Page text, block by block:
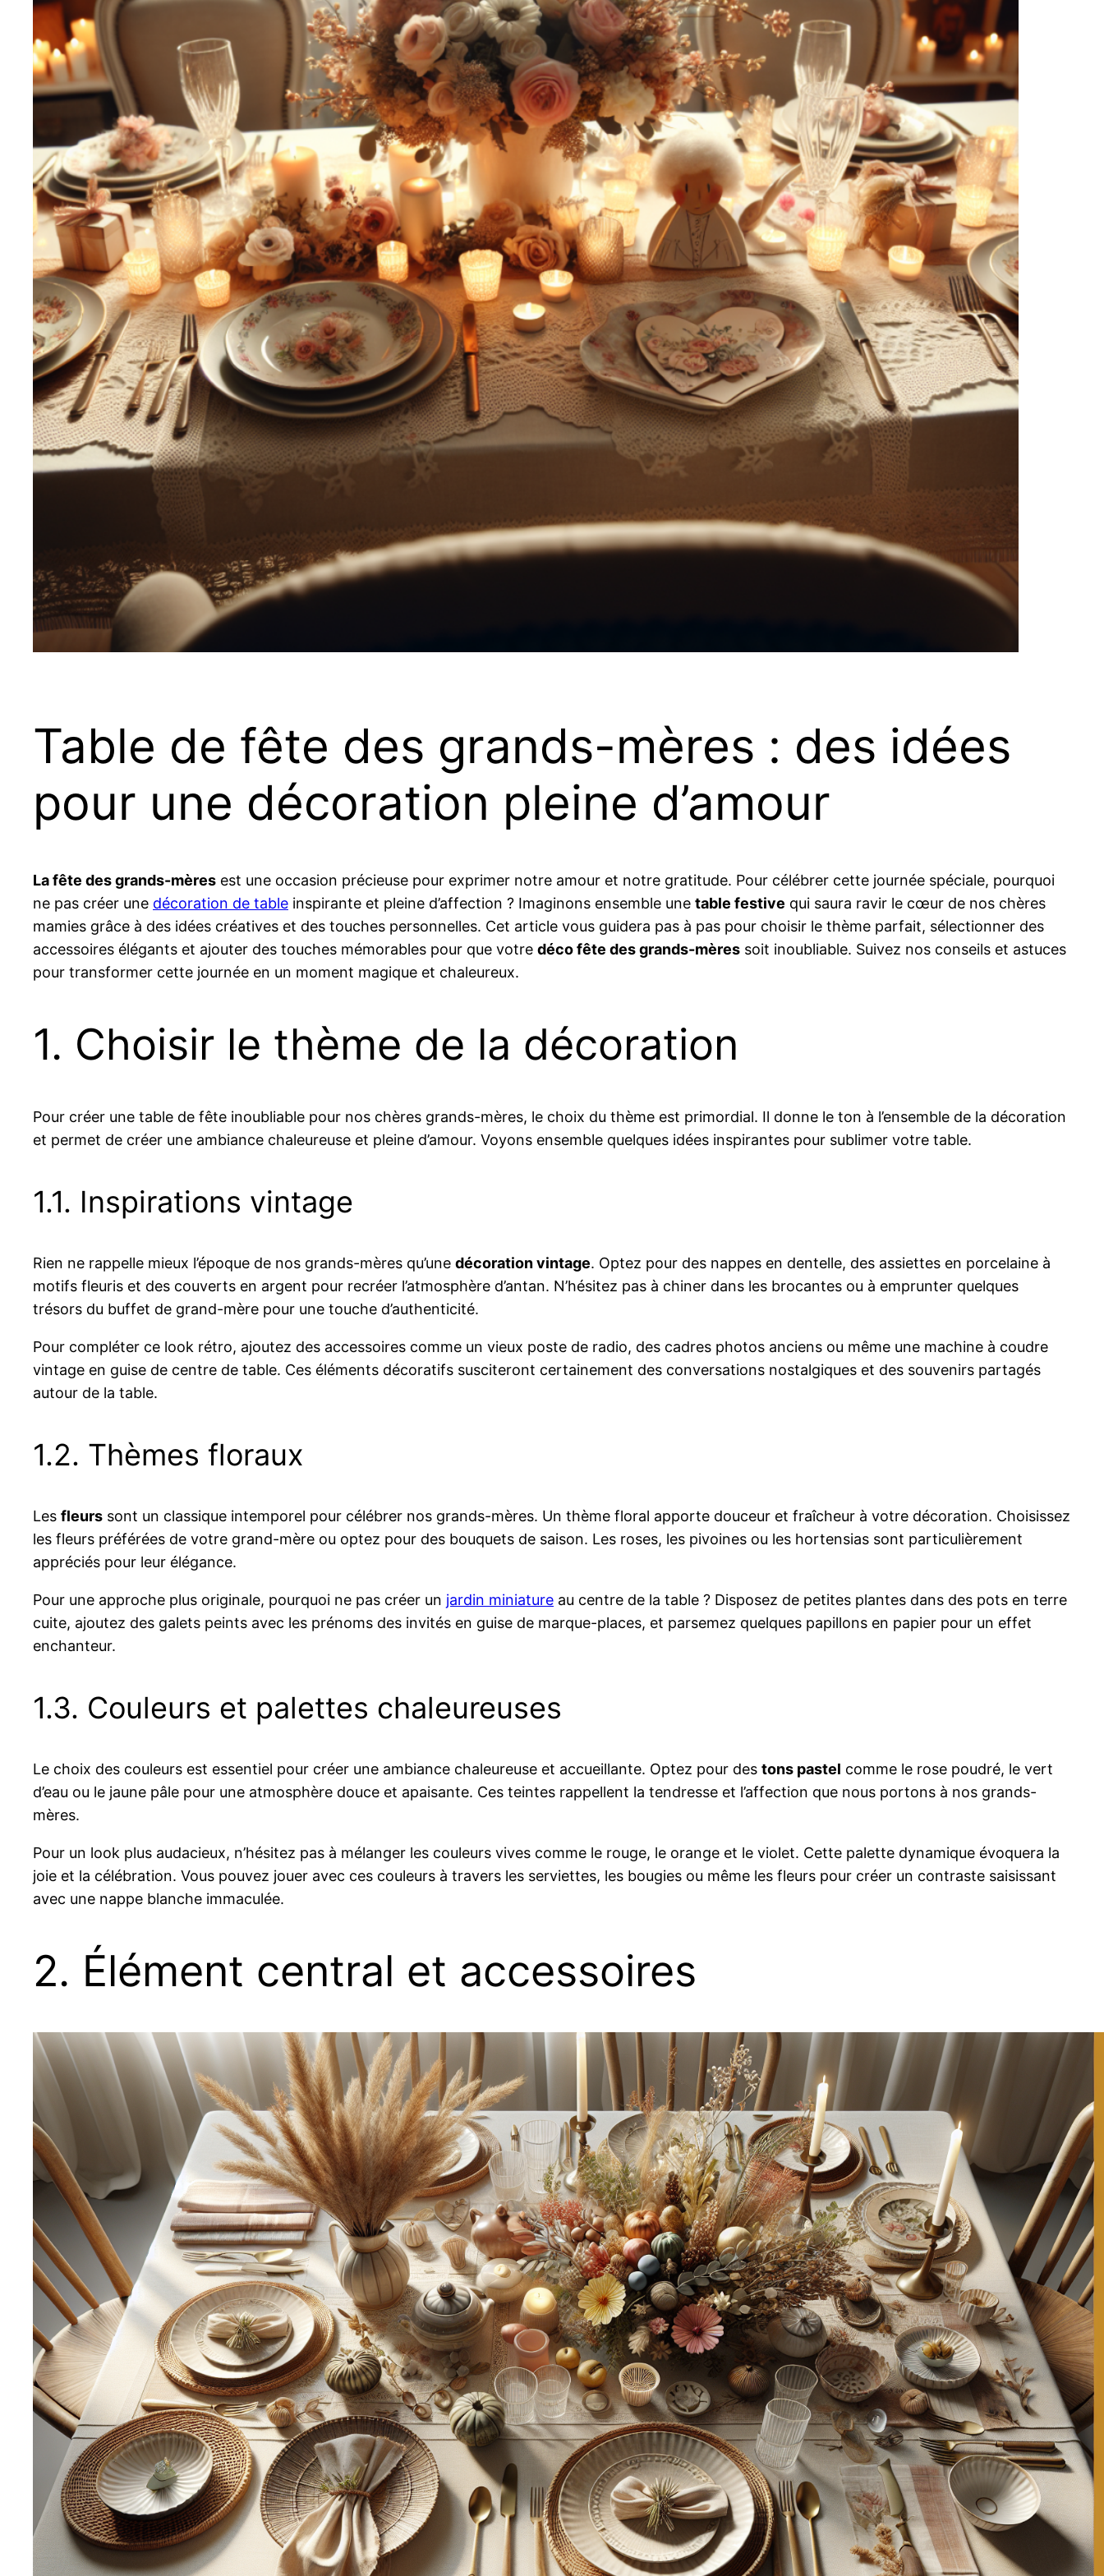
Table de fête des grands-mères : des idées
pour une décoration pleine d’amour
La fête des grands-mères est une occasion précieuse pour exprimer notre amour et notre gratitude. Pour célébrer cette journée spéciale, pourquoi
ne pas créer une décoration de table inspirante et pleine d’affection ? Imaginons ensemble une table festive qui saura ravir le cœur de nos chères
mamies grâce à des idées créatives et des touches personnelles. Cet article vous guidera pas à pas pour choisir le thème parfait, sélectionner des
accessoires élégants et ajouter des touches mémorables pour que votre déco fête des grands-mères soit inoubliable. Suivez nos conseils et astuces
pour transformer cette journée en un moment magique et chaleureux.
1. Choisir le thème de la décoration
Pour créer une table de fête inoubliable pour nos chères grands-mères, le choix du thème est primordial. Il donne le ton à l’ensemble de la décoration
et permet de créer une ambiance chaleureuse et pleine d’amour. Voyons ensemble quelques idées inspirantes pour sublimer votre table.
1.1. Inspirations vintage
Rien ne rappelle mieux l’époque de nos grands-mères qu’une décoration vintage. Optez pour des nappes en dentelle, des assiettes en porcelaine à
motifs fleuris et des couverts en argent pour recréer l’atmosphère d’antan. N’hésitez pas à chiner dans les brocantes ou à emprunter quelques
trésors du buffet de grand-mère pour une touche d’authenticité.
Pour compléter ce look rétro, ajoutez des accessoires comme un vieux poste de radio, des cadres photos anciens ou même une machine à coudre
vintage en guise de centre de table. Ces éléments décoratifs susciteront certainement des conversations nostalgiques et des souvenirs partagés
autour de la table.
1.2. Thèmes floraux
Les fleurs sont un classique intemporel pour célébrer nos grands-mères. Un thème floral apporte douceur et fraîcheur à votre décoration. Choisissez
les fleurs préférées de votre grand-mère ou optez pour des bouquets de saison. Les roses, les pivoines ou les hortensias sont particulièrement
appréciés pour leur élégance.
Pour une approche plus originale, pourquoi ne pas créer un jardin miniature au centre de la table ? Disposez de petites plantes dans des pots en terre
cuite, ajoutez des galets peints avec les prénoms des invités en guise de marque-places, et parsemez quelques papillons en papier pour un effet
enchanteur.
1.3. Couleurs et palettes chaleureuses
Le choix des couleurs est essentiel pour créer une ambiance chaleureuse et accueillante. Optez pour des tons pastel comme le rose poudré, le vert
d’eau ou le jaune pâle pour une atmosphère douce et apaisante. Ces teintes rappellent la tendresse et l’affection que nous portons à nos grands-
mères.
Pour un look plus audacieux, n’hésitez pas à mélanger les couleurs vives comme le rouge, le orange et le violet. Cette palette dynamique évoquera la
joie et la célébration. Vous pouvez jouer avec ces couleurs à travers les serviettes, les bougies ou même les fleurs pour créer un contraste saisissant
avec une nappe blanche immaculée.
2. Élément central et accessoires